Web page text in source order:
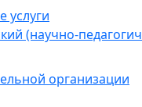
услуги
(научно-
организации